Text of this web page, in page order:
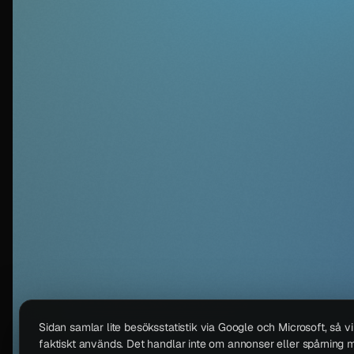
Sidan samlar lite besöksstatistik via Google och Microsoft, så
faktiskt används. Det handlar inte om annonser eller spårning